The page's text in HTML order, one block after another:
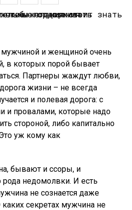
и женщиной очень
в которых порой бывает
Партнеры жаждут любви,
жизни – не всегда
и полевая дорога: с
и провалами, которые надо
стороной, либо капитально
уж кому как
бывают и ссоры, и
рода недомолвки. И есть
не сознается даже
каких секретах мужчина не